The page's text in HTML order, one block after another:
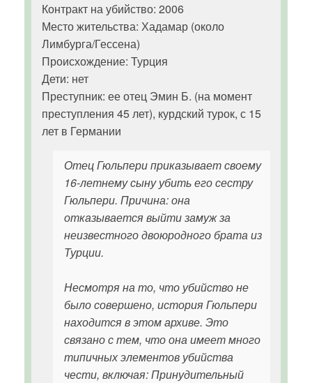
Контракт на убийство: 2006
Место жительства: Хадамар (около
Лимбурга/Гессена)
Происхождение: Турция
Дети: нет
Преступник: ее отец Эмин Б. (на момент
преступления 45 лет), курдский турок, с 15
лет в Германии
Отец Гюльпери приказывает своему
16-летнему сыну убить его сестру
Гюльпери. Причина: она
отказывается выйти замуж за
неизвестного двоюродного брата из
Турции.
Несмотря на то, что убийство не
было совершено, история Гюльпери
находится в этом архиве. Это
связано с тем, что она имеет много
типичных элементов убийства
чести, включая: Принудительный